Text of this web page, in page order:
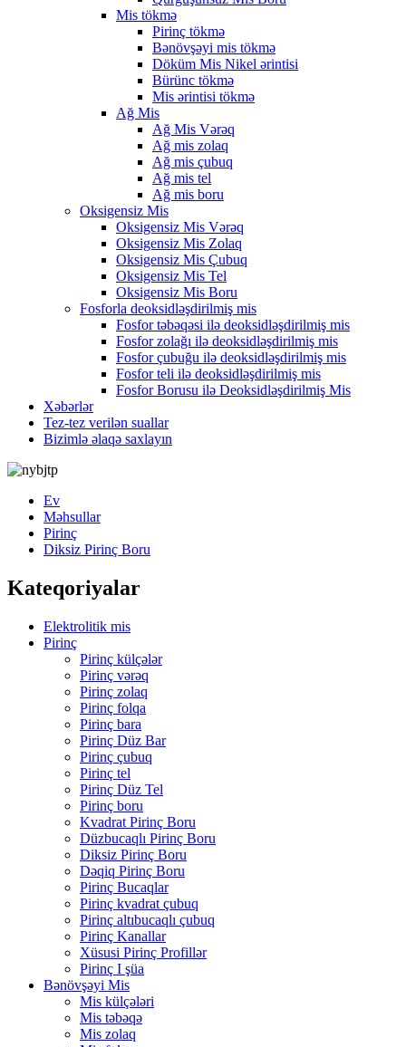
Mis tökmə
Pirinç tökmə
Bənövşəyi mis tökmə
Döküm Mis Nikel ərintisi
Bürünc tökmə
Mis ərintisi tökmə
Ağ Mis
Ağ Mis Vərəq
Ağ mis zolaq
Ağ mis çubuq
Ağ mis tel
Ağ mis boru
Oksigensiz Mis
Oksigensiz Mis Vərəq
Oksigensiz Mis Zolaq
Oksigensiz Mis Çubuq
Oksigensiz Mis Tel
Oksigensiz Mis Boru
Fosforla deoksidləşdirilmiş mis
Fosfor təbəqəsi ilə deoksidləşdirilmiş mis
Fosfor zolağı ilə deoksidləşdirilmiş mis
Fosfor çubuğu ilə deoksidləşdirilmiş mis
Fosfor teli ilə deoksidləşdirilmiş mis
Fosfor Borusu ilə Deoksidləşdirilmiş Mis
Xəbərlər
Tez-tez verilən suallar
Bizimlə əlaqə saxlayın
Ev
Məhsullar
Pirinç
Diksiz Pirinç Boru
Kateqoriyalar
Elektrolitik mis
Pirinç
Pirinç külçələr
Pirinç vərəq
Pirinç zolaq
Pirinç folqa
Pirinç bara
Pirinç Düz Bar
Pirinç çubuq
Pirinç tel
Pirinç Düz Tel
Pirinç boru
Kvadrat Pirinç Boru
Düzbucaqlı Pirinç Boru
Diksiz Pirinç Boru
Dəqiq Pirinç Boru
Pirinç Bucaqlar
Pirinç kvadrat çubuq
Pirinç altıbucaqlı çubuq
Pirinç Kanallar
Xüsusi Pirinç Profillər
Pirinç I şüa
Bənövşəyi Mis
Mis külçələri
Mis təbəqə
Mis zolaq